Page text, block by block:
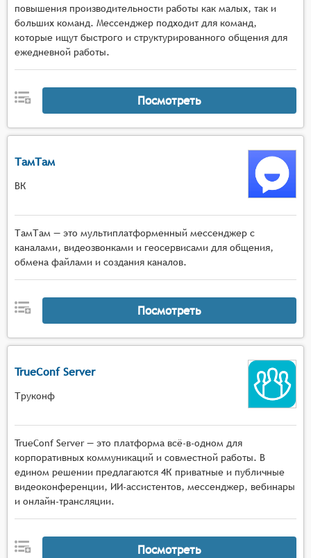
повышения производительности работы как малых, так и
больших команд. Мессенджер подходит для команд,
которые ищут быстрого и структурированного общения для
ежедневной работы.
Посмотреть
ТамТам
ВК
ТамТам — это мультиплатформенный мессенджер с
каналами, видеозвонками и геосервисами для общения,
обмена файлами и создания каналов.
Посмотреть
TrueConf Server
Труконф
TrueConf Server — это платформа всё-в-одном для
корпоративных коммуникаций и совместной работы. В
едином решении предлагаются 4К приватные и публичные
видеоконференции, ИИ-ассистентов, мессенджер, вебинары
и онлайн-трансляции.
Посмотреть